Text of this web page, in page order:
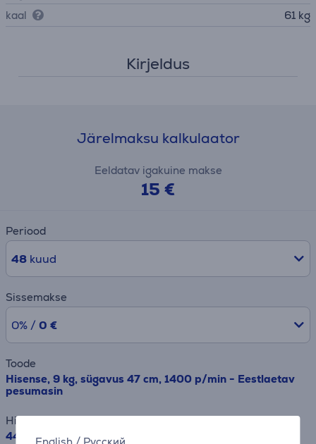
English / Русский
kaal
61 kg
Kirjeldus
Järelmaksu kalkulaator
Eeldatav igakuine makse
15 €
Periood
48kuud
Sissemakse
0% / 0 €
Toode
Hisense, 9 kg, sügavus 47 cm, 1400 p/min - Eestlaetav
pesumasin
Hind
449.99 €